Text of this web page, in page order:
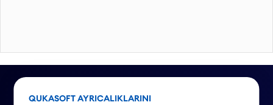
QUKASOFT AYRICALIKLARINI